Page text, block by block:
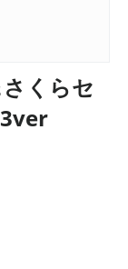
さくらセ